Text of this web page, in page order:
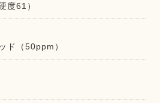
度61）
ド（50ppm）